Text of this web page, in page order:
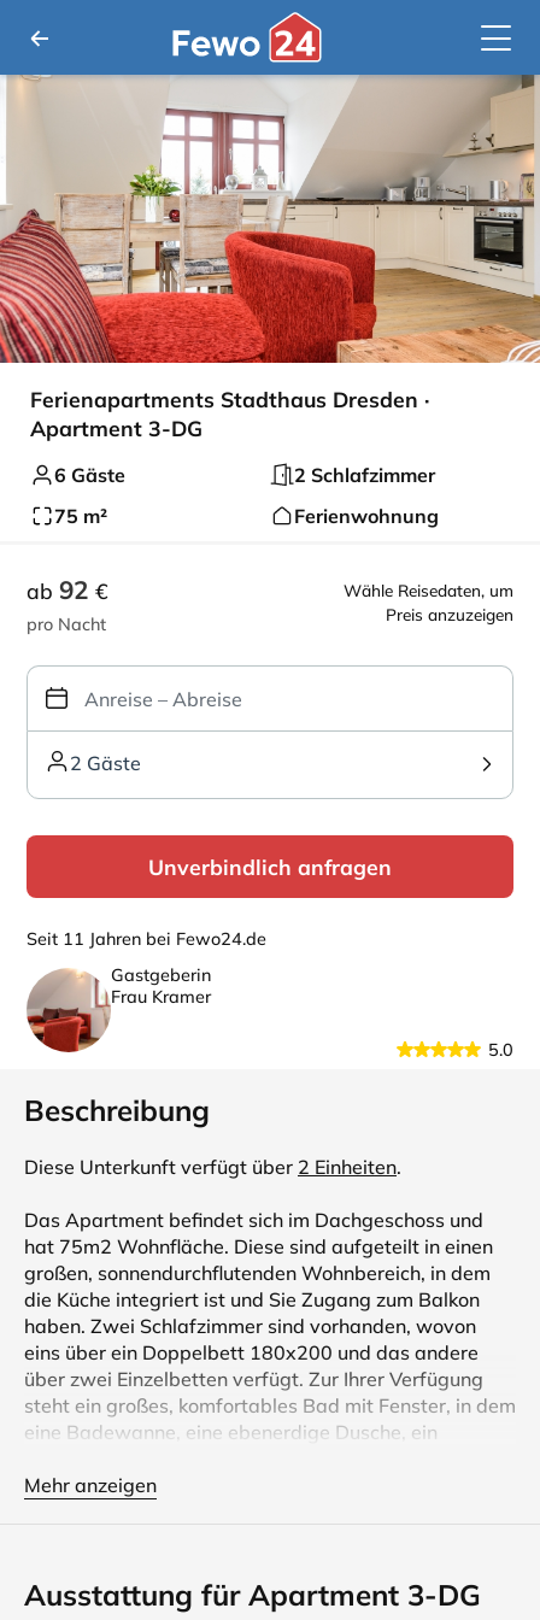
Ferienapartments Stadthaus Dresden ·
Apartment 3-DG
6 Gäste
2 Schlafzimmer
75 m²
Ferienwohnung
Wähle Reisedaten, um
Preis anzuzeigen
ab 92 €
pro Nacht
2 Gäste
Unverbindlich anfragen
Seit 11 Jahren bei Fewo24.de
Gastgeberin
Frau Kramer
5.0
Beschreibung
Diese Unterkunft verfügt über 2 Einheiten.
Das Apartment befindet sich im Dachgeschoss und
hat 75m2 Wohnfläche. Diese sind aufgeteilt in einen
großen, sonnendurchflutenden Wohnbereich, in dem
die Küche integriert ist und Sie Zugang zum Balkon
haben. Zwei Schlafzimmer sind vorhanden, wovon
eins über ein Doppelbett 180x200 und das andere
über zwei Einzelbetten verfügt. Zur Ihrer Verfügung
steht ein großes, komfortables Bad mit Fenster, in dem
eine Badewanne, eine ebenerdige Dusche, ein
WC mit Fenster ist vorhanden.
Verfügung steht, zeichnet sich durch die Großzügigkeit
Mehr anzeigen
Ausstattung für Apartment 3-DG